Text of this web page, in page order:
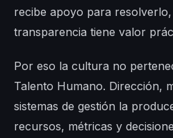
recibe apoyo para
transparencia tiene valor
Por eso la cultura no
Talento Humano. Dirección,
sistemas de gestión la
recursos, métricas y